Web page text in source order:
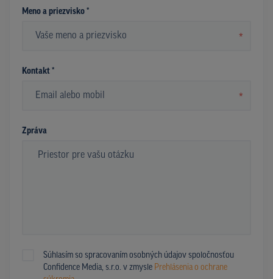
Meno a priezvisko *
*
Kontakt *
*
Zpráva
Súhlasím so spracovaním osobných údajov spoločnosťou
Confidence Media, s.r.o. v zmysle Prehlásenia o ochrane